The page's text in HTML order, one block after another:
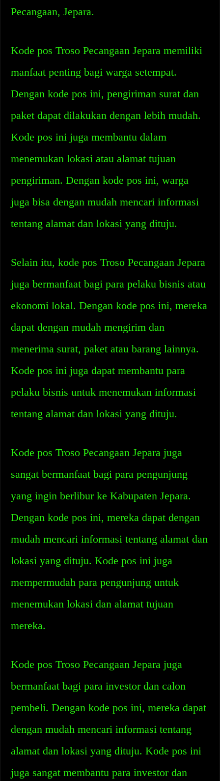
Pecangaan, Jepara.
Kode pos Troso Pecangaan Jepara memiliki
manfaat penting bagi warga setempat.
Dengan kode pos ini, pengiriman surat dan
paket dapat dilakukan dengan lebih mudah.
Kode pos ini juga membantu dalam
menemukan lokasi atau alamat tujuan
pengiriman. Dengan kode pos ini, warga
juga bisa dengan mudah mencari informasi
tentang alamat dan lokasi yang dituju.
Selain itu, kode pos Troso Pecangaan Jepara
juga bermanfaat bagi para pelaku bisnis atau
ekonomi lokal. Dengan kode pos ini, mereka
dapat dengan mudah mengirim dan
menerima surat, paket atau barang lainnya.
Kode pos ini juga dapat membantu para
pelaku bisnis untuk menemukan informasi
tentang alamat dan lokasi yang dituju.
Kode pos Troso Pecangaan Jepara juga
sangat bermanfaat bagi para pengunjung
yang ingin berlibur ke Kabupaten Jepara.
Dengan kode pos ini, mereka dapat dengan
mudah mencari informasi tentang alamat dan
lokasi yang dituju. Kode pos ini juga
mempermudah para pengunjung untuk
menemukan lokasi dan alamat tujuan
mereka.
Kode pos Troso Pecangaan Jepara juga
bermanfaat bagi para investor dan calon
pembeli. Dengan kode pos ini, mereka dapat
dengan mudah mencari informasi tentang
alamat dan lokasi yang dituju. Kode pos ini
juga sangat membantu para investor dan